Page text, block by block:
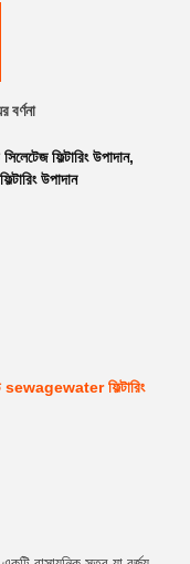
বর্ণনা
ফিল্টারিং উপাদান,
উপাদান
sewagewater ফিল্টারিং